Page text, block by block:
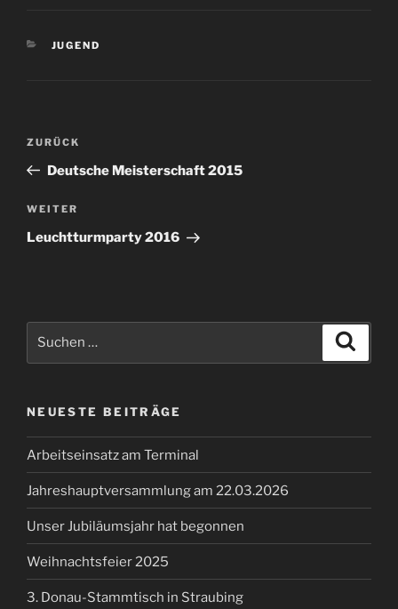
KATEGORIEN
JUGEND
Beitragsnavigation
Vorheriger
Beitrag
ZURÜCK
Deutsche Meisterschaft 2015
Nächster
Beitrag
WEITER
Leuchtturmparty 2016
NEUESTE BEITRÄGE
Arbeitseinsatz am Terminal
Jahreshauptversammlung am 22.03.2026
Unser Jubiläumsjahr hat begonnen
Weihnachtsfeier 2025
3. Donau-Stammtisch in Straubing